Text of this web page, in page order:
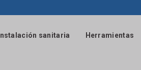
Instalación sanitaria Herramientas